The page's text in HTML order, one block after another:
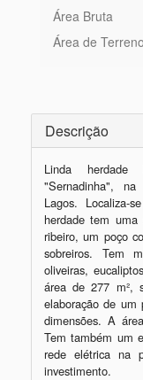
Área Bruta
Área de Terreno
Descrição
Linda herdade
"Sernadinha",
Lagos.
herdade tem
ribeiro, um poço
sobreiros. Tem
oliveiras,
área de 277 m²,
elaboração de um
dimensões. A
Tem também um
rede elétrica na
investimento.